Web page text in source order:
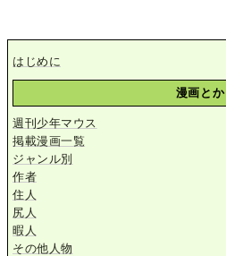
はじめに
漫画とか
週刊少年マウス
掲載漫画一覧
ジャンル別
作者
住人
尻人
暇人
その他人物